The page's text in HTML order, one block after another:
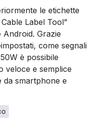
le etichette
Label Tool”
Android. Grazie
come segnali
è possibile
veloce e semplice
da smartphone e